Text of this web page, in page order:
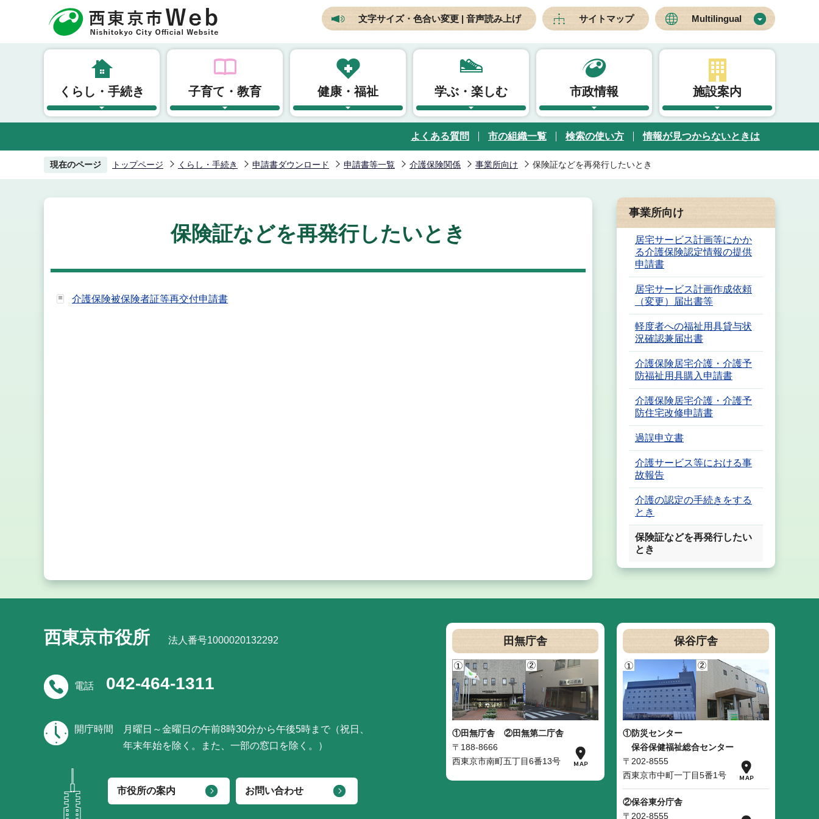
頭
文字サイズ・色合い変更 | 音声読み上げ サイトマップ Multilingual
くらし・手続き 子育て・教育 健康・福祉 学ぶ・楽しむ 市政情報 施設案内
よくある質問 市の組織一覧 検索の使い方 情報が見つからないときは
現在のページ トップページ くらし・手続き 申請書ダウンロード 申請書等一覧 介護保険関係 事業所向け 保険証などを再発行したいとき
保険証などを再発行したいとき
介護保険被保険者証等再交付申請書
事業所向け
居宅サービス計画等にかか
る介護保険認定情報の提供
申請書
居宅サービス計画作成依頼
（変更）届出書等
軽度者への福祉用具貸与状
況確認兼届出書
介護保険居宅介護・介護予
防福祉用具購入申請書
介護保険居宅介護・介護予
防住宅改修申請書
過誤申立書
介護サービス等における事
故報告
介護の認定の手続きをする
とき
保険証などを再発行したい
とき
西東京市役所 法人番号1000020132292
電話 042-464-1311
開庁時間
月曜日～金曜日の午前8時30分から午後5時まで（祝日、
年末年始を除く。また、一部の窓口を除く。）
市役所の案内 お問い合わせ
田無庁舎
①田無庁舎
②田無第二庁舎
〒188-8666
西東京市南町五丁目6番13号
保谷庁舎
①防災センター
保谷保健福祉総合センター
〒202-8555
西東京市中町一丁目5番1号
②保谷東分庁舎
〒202-8555